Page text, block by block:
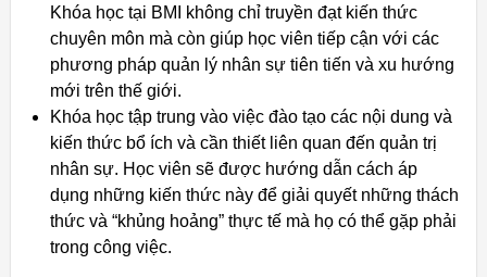
Khóa học tại BMI không chỉ truyền đạt kiến thức
chuyên môn mà còn giúp học viên tiếp cận với các
phương pháp quản lý nhân sự tiên tiến và xu hướng
mới trên thế giới.
Khóa học tập trung vào việc đào tạo các nội dung và
kiến thức bổ ích và cần thiết liên quan đến quản trị
nhân sự. Học viên sẽ được hướng dẫn cách áp
dụng những kiến thức này để giải quyết những thách
thức và “khủng hoảng” thực tế mà họ có thể gặp phải
trong công việc.